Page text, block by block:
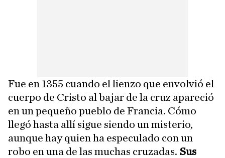
Fue en 1355 cuando el lienzo que envolvió el
cuerpo de Cristo al bajar de la cruz apareció
en un pequeño pueblo de Francia. Cómo
llegó hasta allí sigue siendo un misterio,
aunque hay quien ha especulado con un
robo en una de las muchas cruzadas. Sus